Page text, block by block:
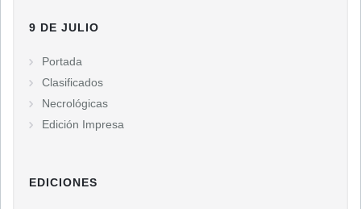
9 DE JULIO
Portada
Clasificados
Necrológicas
Edición Impresa
EDICIONES